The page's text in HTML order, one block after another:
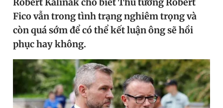
Video Magazine
Sản phẩm khác
Tiện ích Bạn cần biết
Thông tin tòa soạn Liên hệ quảng cáo
Fico vẫn trong tình trạng nghiêm trọng và
còn quá sớm để có thể kết luận ông sẽ hồi
phục hay không.